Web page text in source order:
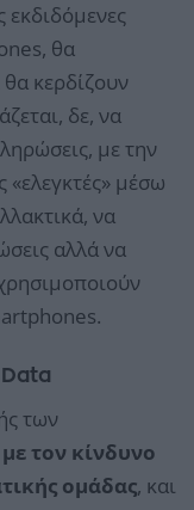
εκδιδόμενες
θα
κερδίζουν
δε, να
με την
μέσω
να
αλλά να
των
τον κίνδυνο
ομάδας, και